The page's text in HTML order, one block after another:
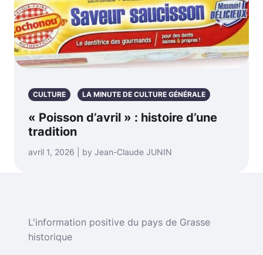
CULTURE LA MINUTE DE CULTURE GÉNÉRALE
« Poisson d’avril » : histoire d’une
tradition
avril 1, 2026 | by Jean-Claude JUNIN
L'information positive du pays de Grasse
historique